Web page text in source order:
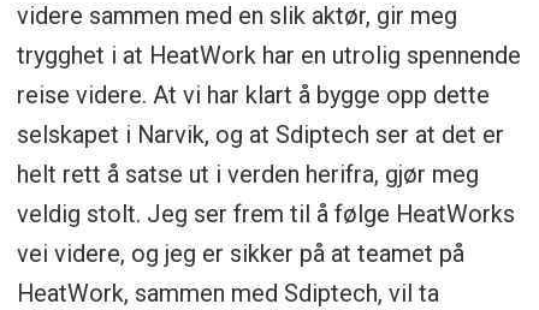
videre sammen med en slik aktør, gir meg
trygghet i at HeatWork har en utrolig spennende
reise videre. At vi har klart å bygge opp dette
selskapet i Narvik, og at Sdiptech ser at det er
helt rett å satse ut i verden herifra, gjør meg
veldig stolt. Jeg ser frem til å følge HeatWorks
vei videre, og jeg er sikker på at teamet på
HeatWork, sammen med Sdiptech, vil ta